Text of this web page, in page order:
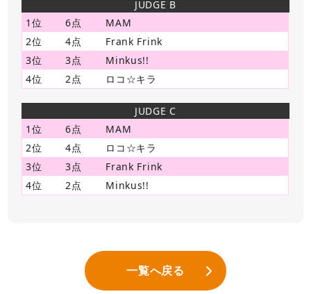
JUDGE B
1位
6点
MAM
2位
4点
Frank Frink
3位
3点
Minkus!!
4位
2点 ロコ☆キラ
JUDGE C
1位
6点
MAM
2位
4点
ロコ☆キラ
3位
3点
Frank Frink
4位
2点 Minkus!!
一覧へ戻る